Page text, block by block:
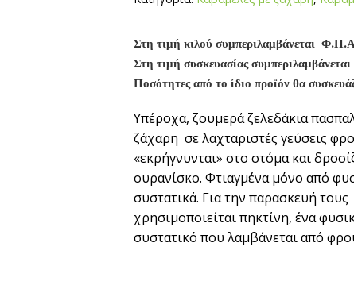
Στη τιμή κιλού συμπεριλαμβάνεται
Στη τιμή συσκευασίας
Ποσότητες από το ίδιο προϊόν θα
Υπέροχα, ζουμερά ζελεδάκια
ζάχαρη σε λαχταριστές γεύσεις
«εκρήγνυνται» στο στόμα και
ουρανίσκο. Φτιαγμένα μόνο από
συστατικά. Για την παρασκευή τους
χρησιμοποιείται πηκτίνη, ένα
συστατικό που λαμβάνεται από